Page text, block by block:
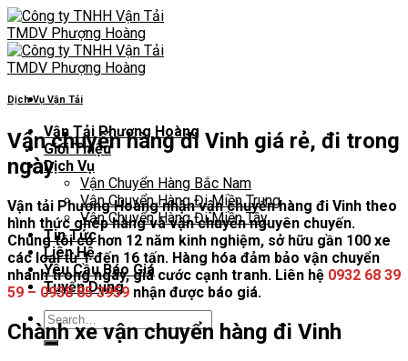
Skip
to
content
Vận Tải Phượng Hoàng
Giới Thiệu
Dịch Vụ
Vận Chuyển Hàng Bắc Nam
Vận Chuyển Hàng Đi Miền Trung
Vận Chuyển Hàng Đi Miền Tây
Tin Tức
Liên Hệ
Yêu Cầu Báo Giá
Tuyển Dụng
Dịch Vụ Vận Tải
Vận chuyển hàng đi Vinh giá rẻ, đi trong
ngày
Vận tải Phượng Hoàng nhận vận chuyển hàng đi Vinh theo
hình thức ghép hàng và vận chuyển nguyên chuyến.
Chúng tôi có hơn 12 năm kinh nghiệm, sở hữu gần 100 xe
các loại từ 1 đến 16 tấn. Hàng hóa đảm bảo vận chuyển
nhanh trong ngày, giá cước cạnh tranh. Liên hệ 0932 68 39
59 – 0938 85 3959 nhận được báo giá.
Chành xe vận chuyển hàng đi Vinh